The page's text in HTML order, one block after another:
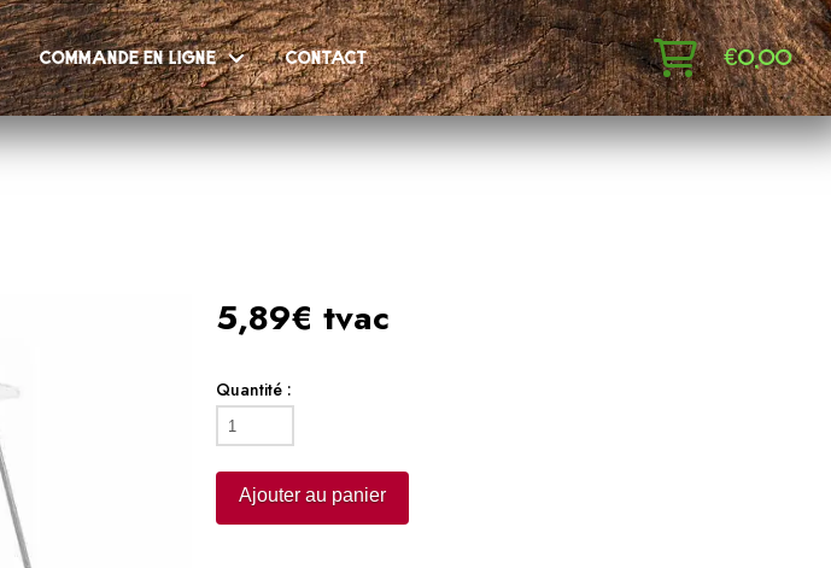
commande en ligne contact €0,00
5,89€ tvac
Quantité :
quantité
de
Chaise
bébé
Ajouter au panier